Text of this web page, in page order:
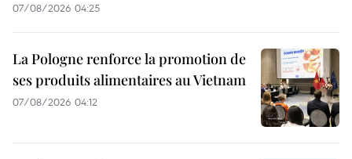
07/08/2026 04:25
La Pologne renforce la promotion de
ses produits alimentaires au Vietnam
07/08/2026 04:12